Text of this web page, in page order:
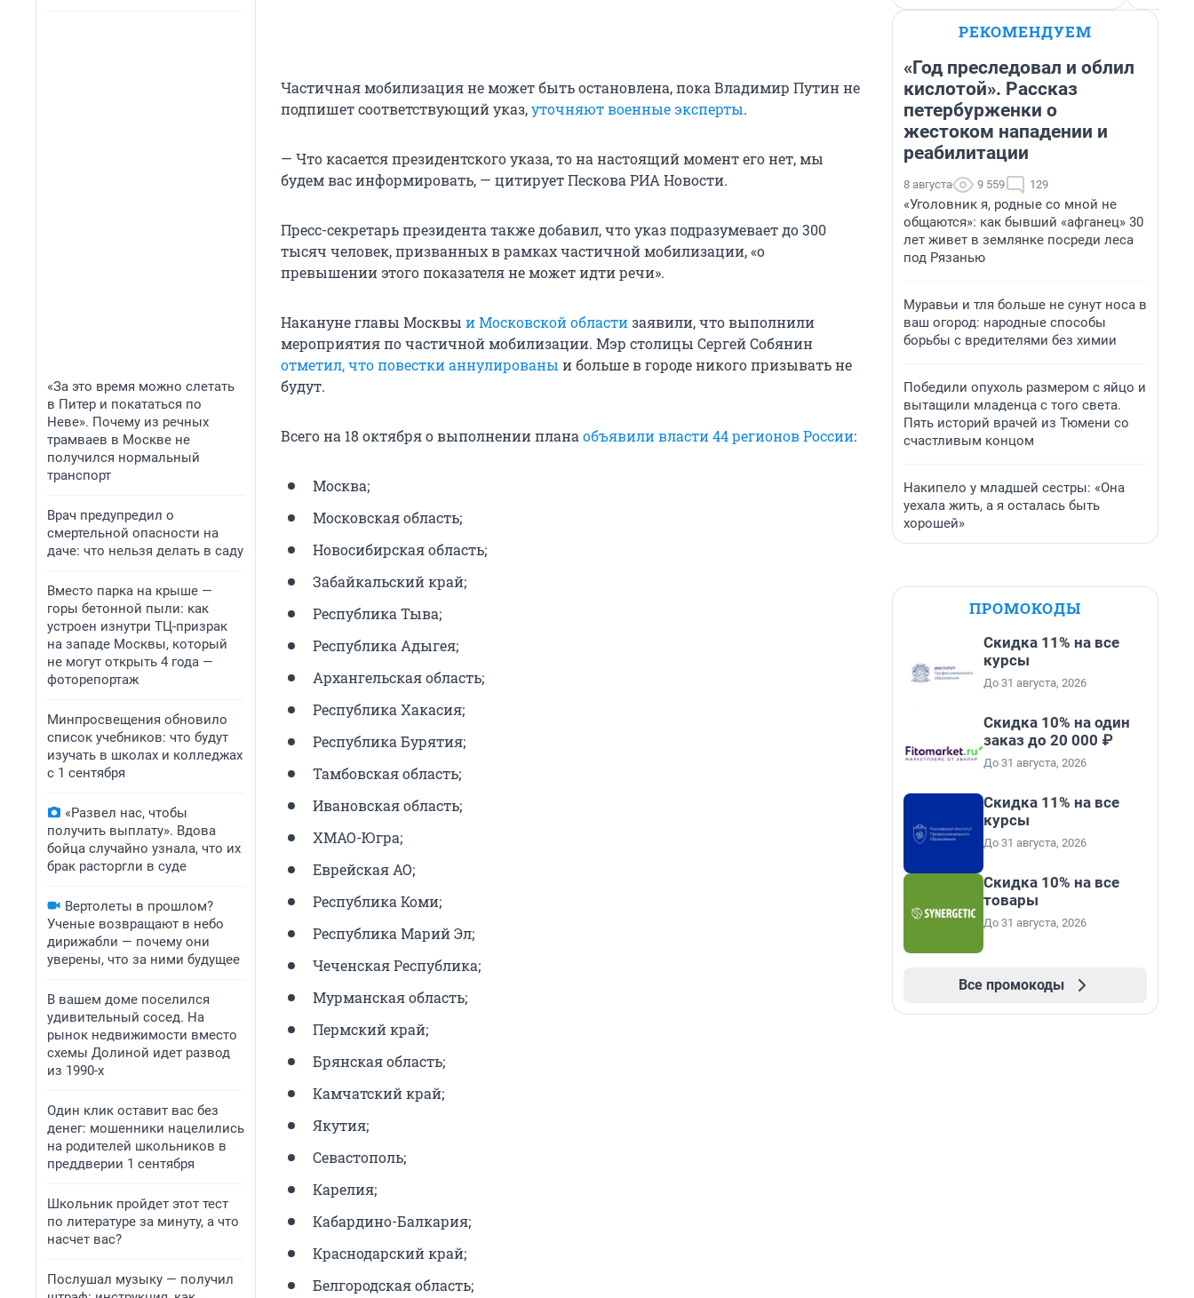
«За это время можно слетать
в Питер и покататься по
Неве». Почему из речных
трамваев в Москве не
получился нормальный
транспорт
Врач предупредил о
смертельной опасности на
даче: что нельзя делать в саду
Вместо парка на крыше —
горы бетонной пыли: как
устроен изнутри ТЦ-призрак
на западе Москвы, который
не могут открыть 4 года —
фоторепортаж
Минпросвещения обновило
список учебников: что будут
изучать в школах и колледжах
с 1 сентября
«Развел нас, чтобы
получить выплату». Вдова
бойца случайно узнала, что их
брак расторгли в суде
Вертолеты в прошлом?
Ученые возвращают в небо
дирижабли — почему они
уверены, что за ними будущее
В вашем доме поселился
удивительный сосед. На
рынок недвижимости вместо
схемы Долиной идет развод
из 1990-х
Один клик оставит вас без
денег: мошенники нацелились
на родителей школьников в
преддверии 1 сентября
Школьник пройдет этот тест
по литературе за минуту, а что
насчет вас?
Послушал музыку — получил
Частичная мобилизация не может быть остановлена, пока Владимир Путин не
подпишет соответствующий указ,уточняют военные эксперты.
— Что касается президентского указа, то на настоящий момент его нет, мы
будем вас информировать, — цитирует Пескова РИА Новости.
Пресс-секретарь президента также добавил, что указ подразумевает до 300
тысяч человек, призванных в рамках частичной мобилизации, «о
превышении этого показателя не может идти речи».
Накануне главы Москвы и Московской областизаявили, что выполнили
мероприятия по частичной мобилизации. Мэр столицы Сергей Собянин
отметил, что повестки аннулированы и больше в городе никого призывать не
будут.
Всего на 18 октября о выполнении плана объявили власти 44 регионов России:
Москва;
Московская область;
Новосибирская область;
Забайкальский край;
Республика Тыва;
Республика Адыгея;
Архангельская область;
Республика Хакасия;
Республика Бурятия;
Тамбовская область;
Ивановская область;
ХМАО-Югра;
Еврейская АО;
Республика Коми;
Республика Марий Эл;
Чеченская Республика;
Мурманская область;
Пермский край;
Брянская область;
Камчатский край;
Якутия;
Севастополь;
Карелия;
Кабардино-Балкария;
Краснодарский край;
Белгородская область;
РЕКОМЕНДУЕМ
«Год преследовал и облил
кислотой». Рассказ
петербурженки о
жестоком нападении и
реабилитации
8 августа 9 559 129
«Уголовник я, родные со мной не
общаются»: как бывший «афганец» 30
лет живет в землянке посреди леса
под Рязанью
Муравьи и тля больше не сунут носа в
ваш огород: народные способы
борьбы с вредителями без химии
Победили опухоль размером с яйцо и
вытащили младенца с того света.
Пять историй врачей из Тюмени со
счастливым концом
Накипело у младшей сестры: «Она
уехала жить, а я осталась быть
хорошей»
ПРОМОКОДЫ
Скидка 11% на все
курсы
До 31 августа, 2026
Скидка 10% на один
заказ до 20 000 ₽
До 31 августа, 2026
Скидка 11% на все
курсы
До 31 августа, 2026
Скидка 10% на все
товары
До 31 августа, 2026
Все промокоды